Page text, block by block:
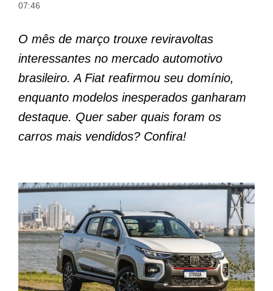
07:46
O mês de março trouxe reviravoltas
interessantes no mercado automotivo
brasileiro. A Fiat reafirmou seu domínio,
enquanto modelos inesperados ganharam
destaque. Quer saber quais foram os
carros mais vendidos? Confira!